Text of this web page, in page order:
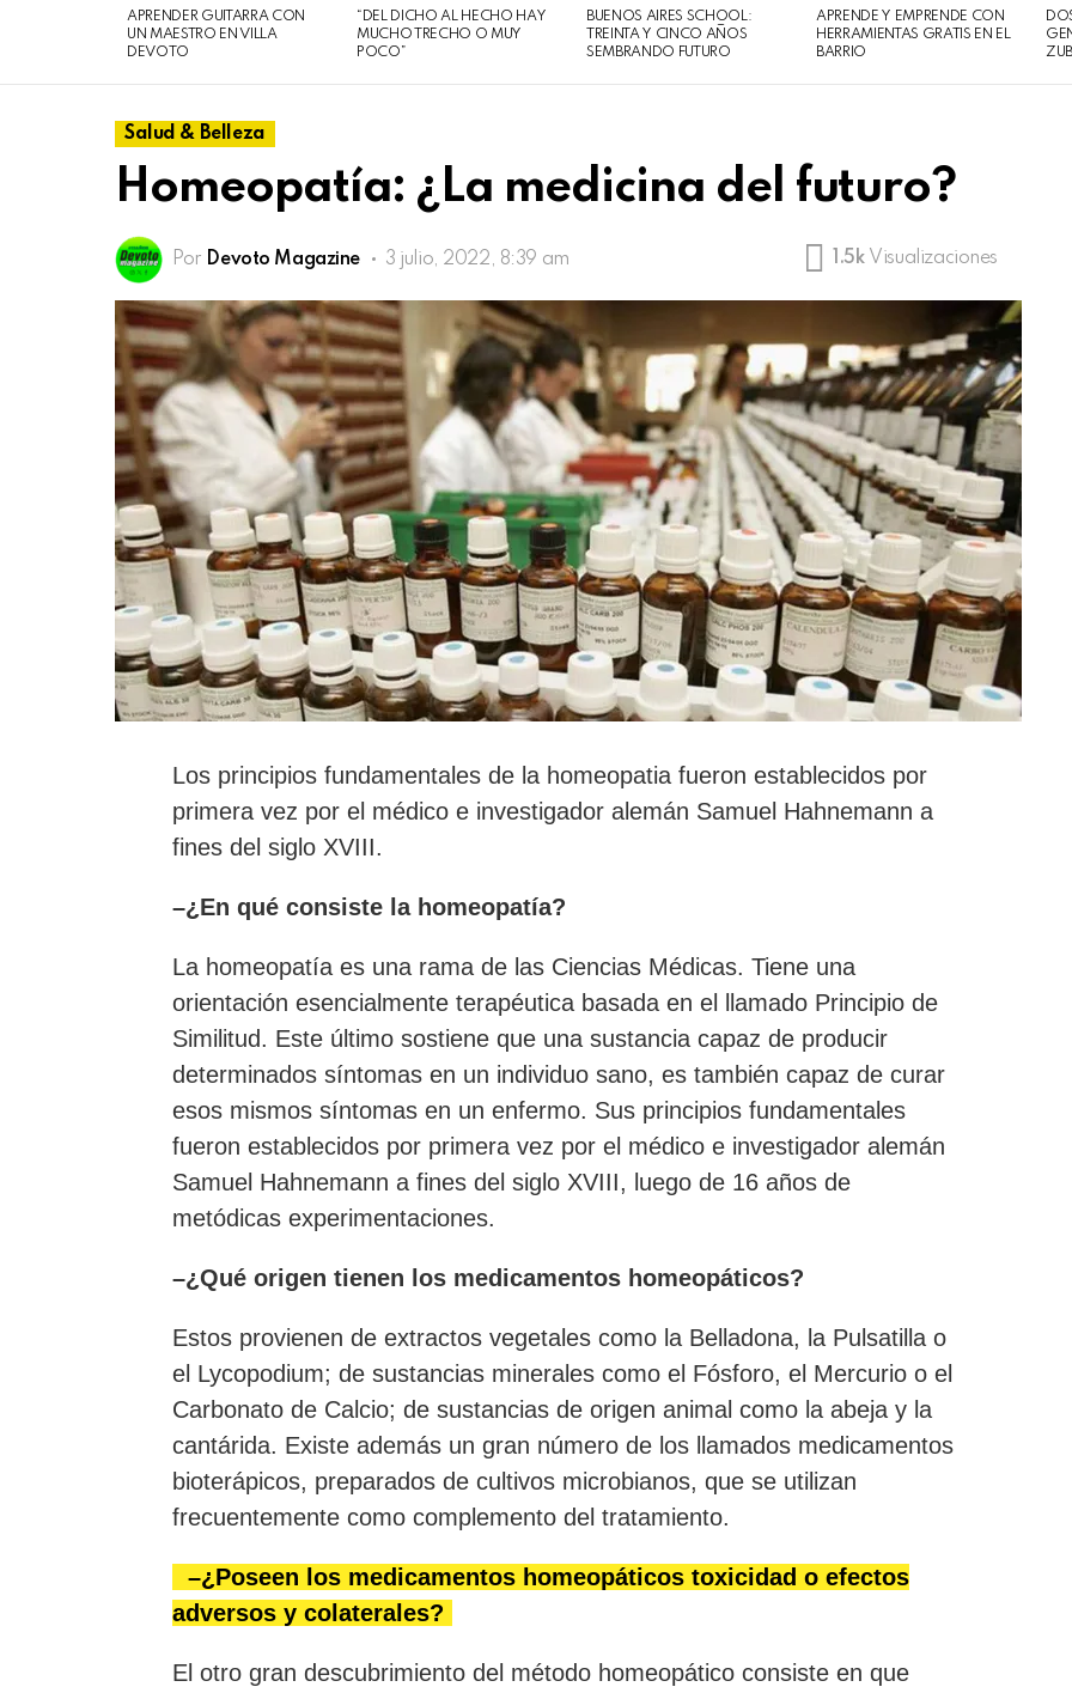
APRENDER GUITARRA CON
UN MAESTRO EN VILLA
DEVOTO
“DEL DICHO AL HECHO HAY
MUCHO TRECHO O MUY
POCO”
BUENOS AIRES SCHOOL:
TREINTA Y CINCO AÑOS
SEMBRANDO FUTURO
APRENDE Y EMPRENDE CON
HERRAMIENTAS GRATIS EN EL
BARRIO
Salud & Belleza
Homeopatía​: ¿La medicina del futuro?
Por Devoto Magazine 3 julio, 2022, 8:39 am 1.5k Visualizaciones
Los principios fundamentales de la homeopatia fueron establecidos por
primera vez por el médico e investigador alemán Samuel Hahnemann a
fines del siglo XVIII.
–¿En qué consiste la homeopatía?
La homeopatía es una rama de las Ciencias Médicas. Tiene una
orientación esencialmente terapéutica basada en el llamado Principio de
Similitud. Este último sostiene que una sustancia capaz de producir
determinados síntomas en un individuo sano, es también capaz de curar
esos mismos síntomas en un enfermo. Sus principios fundamentales
fueron establecidos por primera vez por el médico e investigador alemán
Samuel Hahnemann a fines del siglo XVIII, luego de 16 años de
metódicas experimentaciones.
–¿Qué origen tienen los medicamentos homeopáticos?
Estos provienen de extractos vegetales como la Belladona, la Pulsatilla o
el Lycopodium; de sustancias minerales como el Fósforo, el Mercurio o el
Carbonato de Calcio; de sustancias de origen animal como la abeja y la
cantárida. Existe además un gran número de los llamados medicamentos
bioterápicos, preparados de cultivos microbianos, que se utilizan
frecuentemente como complemento del tratamiento.
–¿Poseen los medicamentos homeopáticos toxicidad o efectos
adversos y colaterales?
El otro gran descubrimiento del método homeopático consiste en que
agosto
de